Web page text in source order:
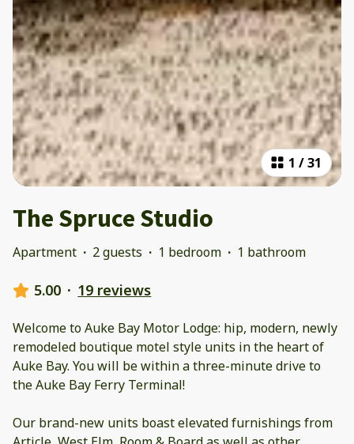
1 /31
The Spruce Studio
Apartment · 2 guests · 1 bedroom · 1 bathroom
5.00 · 19 reviews
Welcome to Auke Bay Motor Lodge: hip, modern, newly
remodeled boutique motel style units in the heart of
Auke Bay. You will be within a three-minute drive to
the Auke Bay Ferry Terminal!
Our brand-new units boast elevated furnishings from